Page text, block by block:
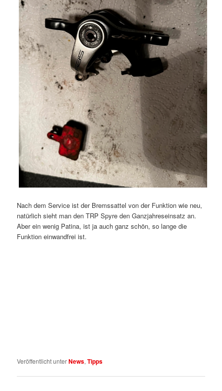
Nach dem Service ist der Bremssattel von der Funktion wie neu,
natürlich sieht man den TRP Spyre den Ganzjahreseinsatz an.
Aber ein wenig Patina, ist ja auch ganz schön, so lange die
Funktion einwandfrei ist.
Veröffentlicht unterNews,Tipps